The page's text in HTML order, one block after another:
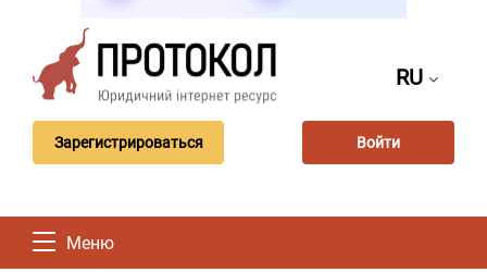
RU
Зарегистрироваться Войти
Меню